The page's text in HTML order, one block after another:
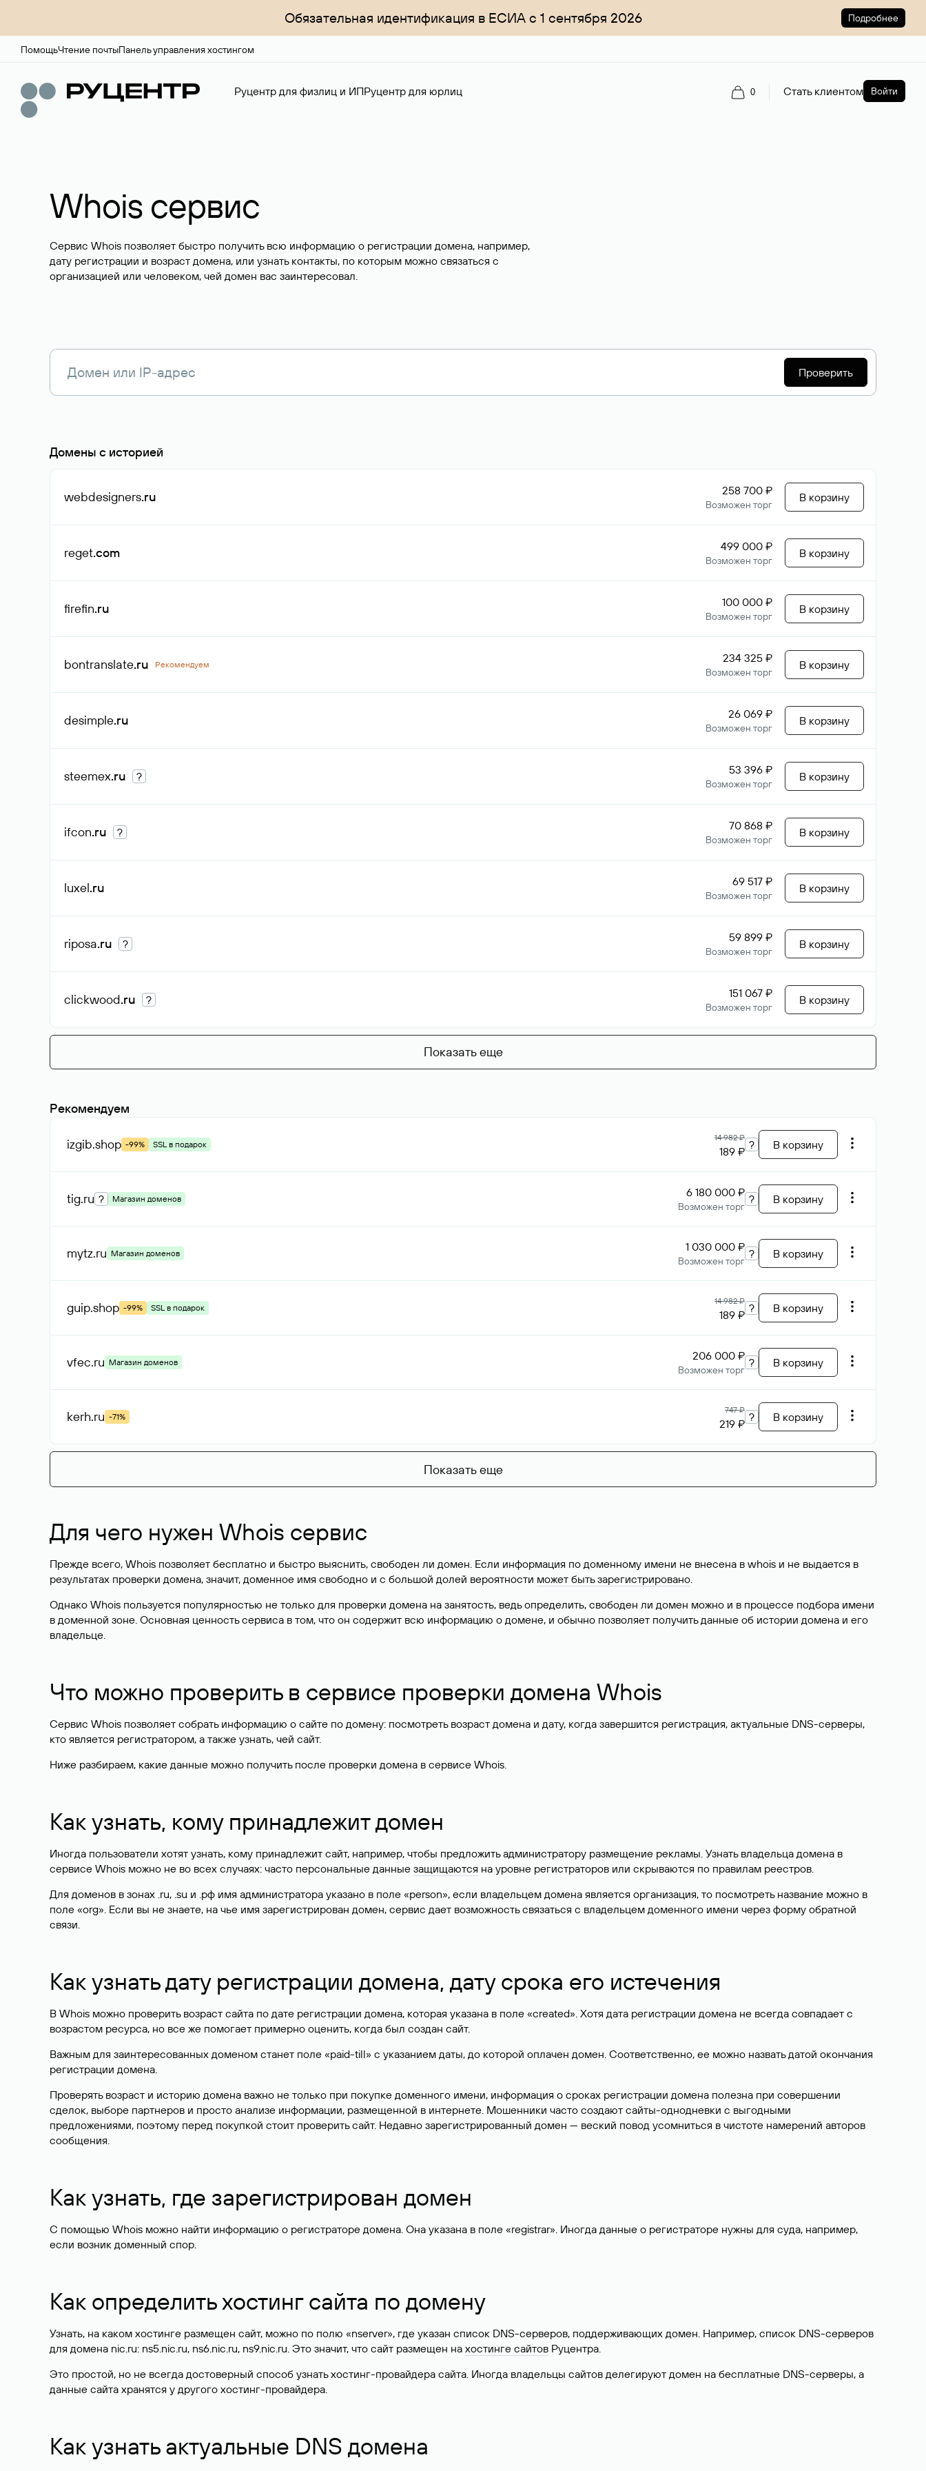
Обязательная идентификация в ЕСИА с 1 сентября 2026 Подробнее
ПомощьЧтение почтыПанель управления хостингом
Руцентр для физлиц и ИПРуцентр для юрлиц 0 Стать клиентом Войти
Whois сервис
Сервис Whois позволяет быстро получить всю информацию о регистрации домена, например,
дату регистрации и возраст домена, или узнать контакты, по которым можно связаться с
организацией или человеком, чей домен вас заинтересовал.
Проверить
Домены с историей
webdesigners.ru 258 700 ₽
Возможен торг
В корзину
reget.com 499 000 ₽
Возможен торг
В корзину
firefin.ru 100 000 ₽
Возможен торг
В корзину
bontranslate.ru Рекомендуем 234 325 ₽
Возможен торг
В корзину
desimple.ru 26 069 ₽
Возможен торг
В корзину
steemex.ru ? 53 396 ₽
Возможен торг
В корзину
ifcon.ru ? 70 868 ₽
Возможен торг
В корзину
luxel.ru 69 517 ₽
Возможен торг
В корзину
riposa.ru ? 59 899 ₽
Возможен торг
В корзину
clickwood.ru ? 151 067 ₽
Возможен торг
В корзину
Показать еще
Рекомендуем
izgib.shop -99% SSL в подарок
14 982 ₽
189 ₽ ? В корзину
tig.ru ? Магазин доменов 6 180 000 ₽
Возможен торг
? В корзину
mytz.ru Магазин доменов 1 030 000 ₽
Возможен торг
? В корзину
guip.shop -99% SSL в подарок
14 982 ₽
189 ₽ ? В корзину
vfec.ru Магазин доменов 206 000 ₽
Возможен торг
? В корзину
kerh.ru -71%
747 ₽
219 ₽ ? В корзину
Показать еще
Для чего нужен Whois сервис
Прежде всего, Whois позволяет бесплатно и быстро выяснить, свободен ли домен. Если информация по доменному имени не внесена в whois и не выдается в
результатах проверки домена, значит, доменное имя свободно и с большой долей вероятности может быть зарегистрировано.
Однако Whois пользуется популярностью не только для проверки домена на занятость, ведь определить, свободен ли домен можно и в процессе подбора имени
в доменной зоне. Основная ценность сервиса в том, что он содержит всю информацию о домене, и обычно позволяет получить данные об истории домена и его
владельце.
Что можно проверить в сервисе проверки домена Whois
Сервис Whois позволяет собрать информацию о сайте по домену: посмотреть возраст домена и дату, когда завершится регистрация, актуальные DNS-серверы,
кто является регистратором, а также узнать, чей сайт.
Ниже разбираем, какие данные можно получить после проверки домена в сервисе Whois.
Как узнать, кому принадлежит домен
Иногда пользователи хотят узнать, кому принадлежит сайт, например, чтобы предложить администратору размещение рекламы. Узнать владельца домена в
сервисе Whois можно не во всех случаях: часто персональные данные защищаются на уровне регистраторов или скрываются по правилам реестров.
Для доменов в зонах .ru, .su и .рф имя администратора указано в поле «person», если владельцем домена является организация, то посмотреть название можно в
поле «org». Если вы не знаете, на чье имя зарегистрирован домен, сервис дает возможность связаться с владельцем доменного имени через форму обратной
связи.
Как узнать дату регистрации домена, дату срока его истечения
В Whois можно проверить возраст сайта по дате регистрации домена, которая указана в поле «created». Хотя дата регистрации домена не всегда совпадает с
возрастом ресурса, но все же помогает примерно оценить, когда был создан сайт.
Важным для заинтересованных доменом станет поле «paid-till» с указанием даты, до которой оплачен домен. Соответственно, ее можно назвать датой окончания
регистрации домена.
Проверять возраст и историю домена важно не только при покупке доменного имени, информация о сроках регистрации домена полезна при совершении
сделок, выборе партнеров и просто анализе информации, размещенной в интернете. Мошенники часто создают сайты-однодневки с выгодными
предложениями, поэтому перед покупкой стоит проверить сайт. Недавно зарегистрированный домен — веский повод усомниться в чистоте намерений авторов
сообщения.
Как узнать, где зарегистрирован домен
С помощью Whois можно найти информацию о регистраторе домена. Она указана в поле «registrar». Иногда данные о регистраторе нужны для суда, например,
если возник доменный спор.
Как определить хостинг сайта по домену
Узнать, на каком хостинге размещен сайт, можно по полю «nserver», где указан список DNS-серверов, поддерживающих домен. Например, список DNS-серверов
для домена nic.ru: ns5.nic.ru, ns6.nic.ru, ns9.nic.ru. Это значит, что сайт размещен на хостинге сайтов Руцентра.
Это простой, но не всегда достоверный способ узнать хостинг-провайдера сайта. Иногда владельцы сайтов делегируют домен на бесплатные DNS-серверы, а
данные сайта хранятся у другого хостинг-провайдера.
Как узнать актуальные DNS домена